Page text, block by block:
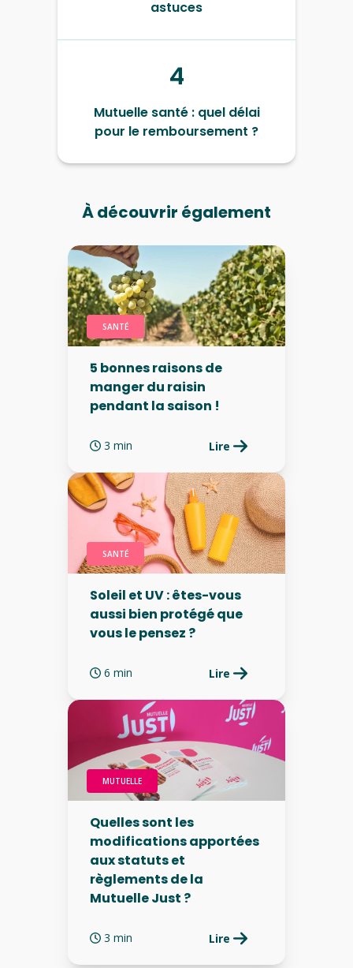
astuces
4
Mutuelle santé : quel délai
pour le remboursement ?
À découvrir également
SANTÉ
5 bonnes raisons de
manger du raisin
pendant la saison !
3 min Lire
SANTÉ
Soleil et UV : êtes-vous
aussi bien protégé que
vous le pensez ?
6 min Lire
MUTUELLE
Quelles sont les
modifications apportées
aux statuts et
règlements de la
Mutuelle Just ?
3 min Lire